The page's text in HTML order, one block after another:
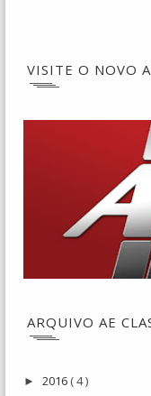
VISITE O NOVO
ARQUIVO AE
► 2016 ( 4 )